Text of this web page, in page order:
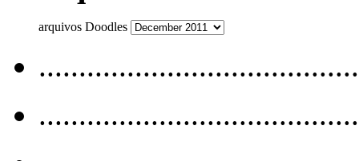
arquivos Doodles